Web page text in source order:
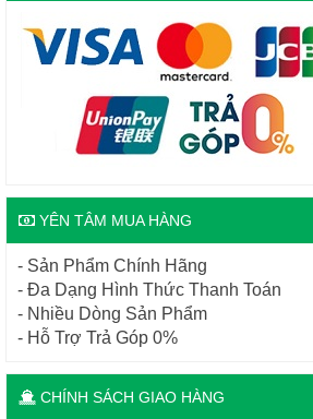
YÊN TÂM MUA HÀNG
- Sản Phẩm Chính Hãng
- Đa Dạng Hình Thức Thanh Toán
- Nhiều Dòng Sản Phẩm
- Hỗ Trợ Trả Góp 0%
CHÍNH SÁCH GIAO HÀNG